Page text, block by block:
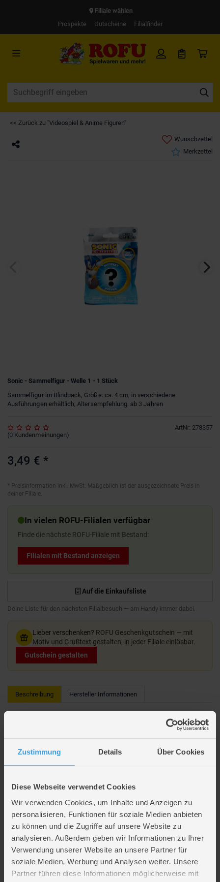
Zustimmung Details Über Cookies
Diese Webseite verwendet Cookies
Wir verwenden Cookies, um Inhalte und Anzeigen zu
personalisieren, Funktionen für soziale Medien anbieten
zu können und die Zugriffe auf unsere Website zu
analysieren. Außerdem geben wir Informationen zu Ihrer
Verwendung unserer Website an unsere Partner für
soziale Medien, Werbung und Analysen weiter. Unsere
Partner führen diese Informationen möglicherweise mit
Filiale wählen
Prospekte
Gutscheine Filialfinder
<< Zurück zu "Videospiel & Anime Figuren"
Wunschzettel
Merkzettel
Sonic - Sammelfigur - Welle 1 - 1 Stück
Sammelfigur im Blindpack, Größe: ca. 4 cm, in verschiedene
Ausführungen erhältlich, Altersempfehlung. ab 3 Jahren
ArtNr: 278357
(0 Kundenmeinungen)
3,49 € *
* Preisinformation inkl. MwSt. Maßgeblich ist der ausgezeichnete Preis in
deiner Filiale.
In vielen ROFU-Filialen verfügbar
Finde die nächste ROFU-Filiale mit Bestand:
Filialen mit Bestand anzeigen
Auf die Einkaufsliste
Deine Liste für den nächsten Filialbesuch — am Handy immer dabei.
Lieber verschenken? ROFU Geschenkgutschein — mit
Motiv und Grußtext gestalten, in jeder Filiale einlösbar.
Gutschein gestalten
Beschreibung Hersteller Informationen
In verschiedenen Varianten erhältlich (leider nicht auswählbar)
Artikelmerkmale
Material
Altersempfehlung
Länge ca. 10,1 cm
Breite ca. 13,7 cm